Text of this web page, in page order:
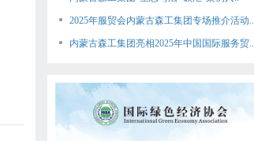
2025年服贸会内蒙古森工集团专场推介活动..
内蒙古森工集团亮相2025年中国国际服务贸..